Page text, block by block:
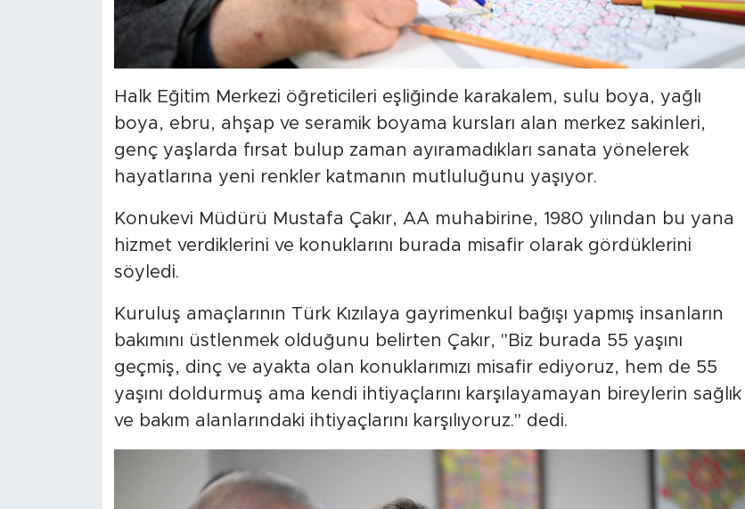
Halk Eğitim Merkezi öğreticileri eşliğinde karakalem, sulu boya, yağlı
boya, ebru, ahşap ve seramik boyama kursları alan merkez sakinleri,
genç yaşlarda fırsat bulup zaman ayıramadıkları sanata yönelerek
hayatlarına yeni renkler katmanın mutluluğunu yaşıyor.
Konukevi Müdürü Mustafa Çakır, AA muhabirine, 1980 yılından bu yana
hizmet verdiklerini ve konuklarını burada misafir olarak gördüklerini
söyledi.
Kuruluş amaçlarının Türk Kızılaya gayrimenkul bağışı yapmış insanların
bakımını üstlenmek olduğunu belirten Çakır, "Biz burada 55 yaşını
geçmiş, dinç ve ayakta olan konuklarımızı misafir ediyoruz, hem de 55
yaşını doldurmuş ama kendi ihtiyaçlarını karşılayamayan bireylerin sağlık
ve bakım alanlarındaki ihtiyaçlarını karşılıyoruz." dedi.